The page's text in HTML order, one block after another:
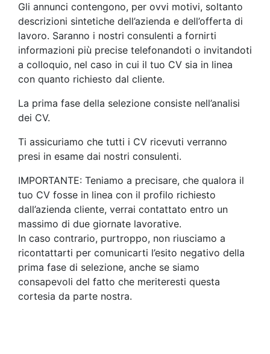
Gli annunci contengono, per ovvi motivi, soltanto
descrizioni sintetiche dell’azienda e dell’offerta di
lavoro. Saranno i nostri consulenti a fornirti
informazioni più precise telefonandoti o invitandoti
a colloquio, nel caso in cui il tuo CV sia in linea
con quanto richiesto dal cliente.
La prima fase della selezione consiste nell’analisi
dei CV.
Ti assicuriamo che tutti i CV ricevuti verranno
presi in esame dai nostri consulenti.
IMPORTANTE: Teniamo a precisare, che qualora il
tuo CV fosse in linea con il profilo richiesto
dall’azienda cliente, verrai contattato entro un
massimo di due giornate lavorative.
In caso contrario, purtroppo, non riusciamo a
ricontattarti per comunicarti l’esito negativo della
prima fase di selezione, anche se siamo
consapevoli del fatto che meriteresti questa
cortesia da parte nostra.